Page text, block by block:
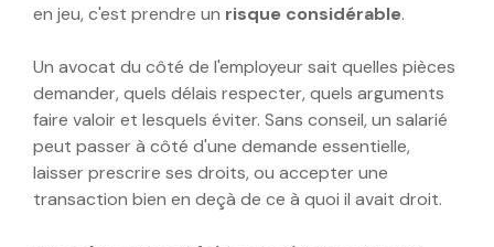
en jeu, c'est prendre un risque considérable.
Un avocat du côté de l'employeur sait quelles pièces
demander, quels délais respecter, quels arguments
faire valoir et lesquels éviter. Sans conseil, un salarié
peut passer à côté d'une demande essentielle,
laisser prescrire ses droits, ou accepter une
transaction bien en deçà de ce à quoi il avait droit.